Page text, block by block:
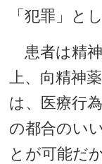
「犯罪」と
患者は精
上、向精神
は、医療行
の都合のい
とが可能だ